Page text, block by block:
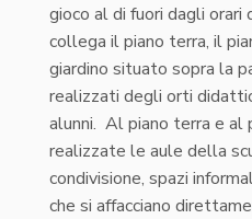
gioco al di fuori dagli orari
collega il piano terra, il
giardino situato sopra la
realizzati degli orti
alunni. Al piano terra e al
realizzate le aule della
condivisione, spazi
che si affacciano